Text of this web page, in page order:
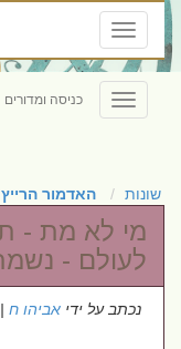
Toggle
navigation
Toggle
navigation
כניסה ומדורים
שונות האדמור הרייץ
מי לא מת -
לעולם -
נכתב על ידיאביהו ח| 16/7/2025